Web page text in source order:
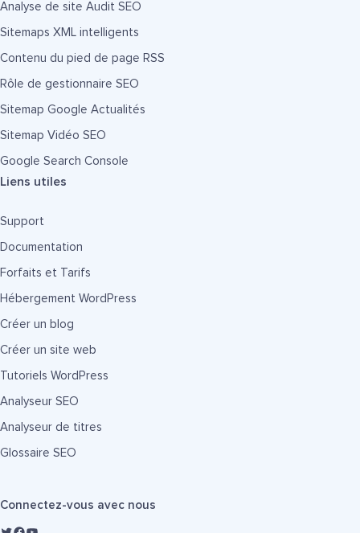
Analyse de site Audit SEO
Sitemaps XML intelligents
Contenu du pied de page RSS
Rôle de gestionnaire SEO
Sitemap Google Actualités
Sitemap Vidéo SEO
Google Search Console
Liens utiles
Support
Documentation
Forfaits et Tarifs
Hébergement WordPress
Créer un blog
Créer un site web
Tutoriels WordPress
Analyseur SEO
Analyseur de titres
Glossaire SEO
Connectez-vous avec nous